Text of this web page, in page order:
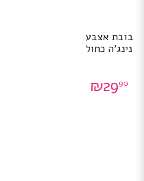
בובת אצבע
נינג’ה כחול
₪2990